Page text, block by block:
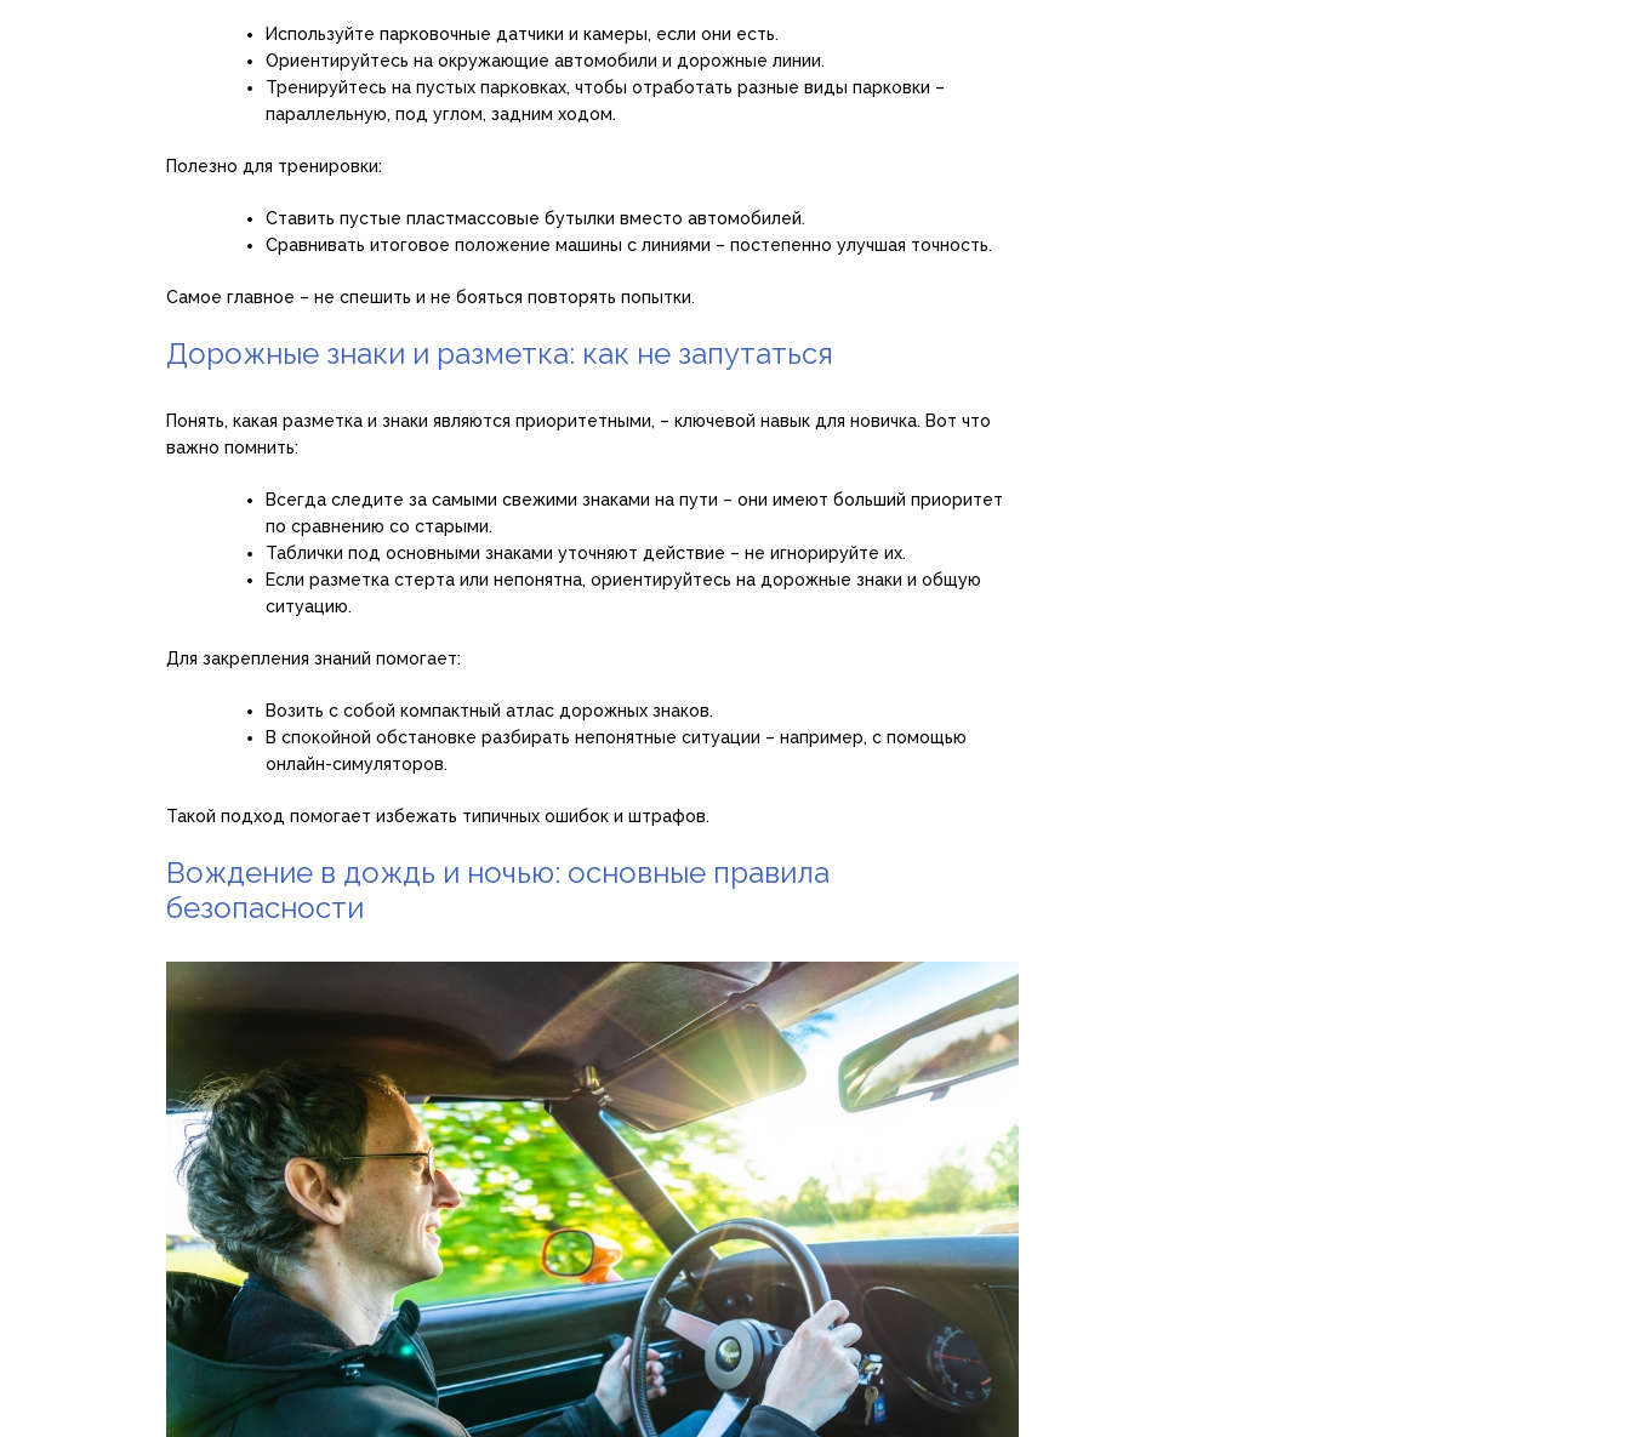
Используйте парковочные датчики и камеры, если они есть.
Ориентируйтесь на окружающие автомобили и дорожные линии.
Тренируйтесь на пустых парковках, чтобы отработать разные виды парковки –
параллельную, под углом, задним ходом.
Полезно для тренировки:
Ставить пустые пластмассовые бутылки вместо автомобилей.
Сравнивать итоговое положение машины с линиями – постепенно улучшая точность.
Самое главное – не спешить и не бояться повторять попытки.
Дорожные знаки и разметка: как не запутаться
Понять, какая разметка и знаки являются приоритетными, – ключевой навык для новичка. Вот что
важно помнить:
Всегда следите за самыми свежими знаками на пути – они имеют больший приоритет
по сравнению со старыми.
Таблички под основными знаками уточняют действие – не игнорируйте их.
Если разметка стерта или непонятна, ориентируйтесь на дорожные знаки и общую
ситуацию.
Для закрепления знаний помогает:
Возить с собой компактный атлас дорожных знаков.
В спокойной обстановке разбирать непонятные ситуации – например, с помощью
онлайн-симуляторов.
Такой подход помогает избежать типичных ошибок и штрафов.
Вождение в дождь и ночью: основные правила
безопасности